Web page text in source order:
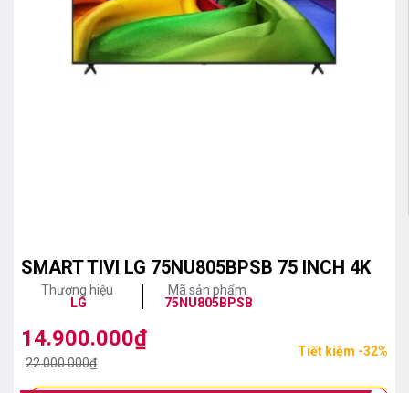
SMART TIVI LG 75NU805BPSB 75 INCH 4K
Thương hiệu
LG
Mã sản phẩm
75NU805BPSB
22.000.000₫
Giá
gốc
14.900.000₫
Giá
hiện
Tiết kiệm -32%